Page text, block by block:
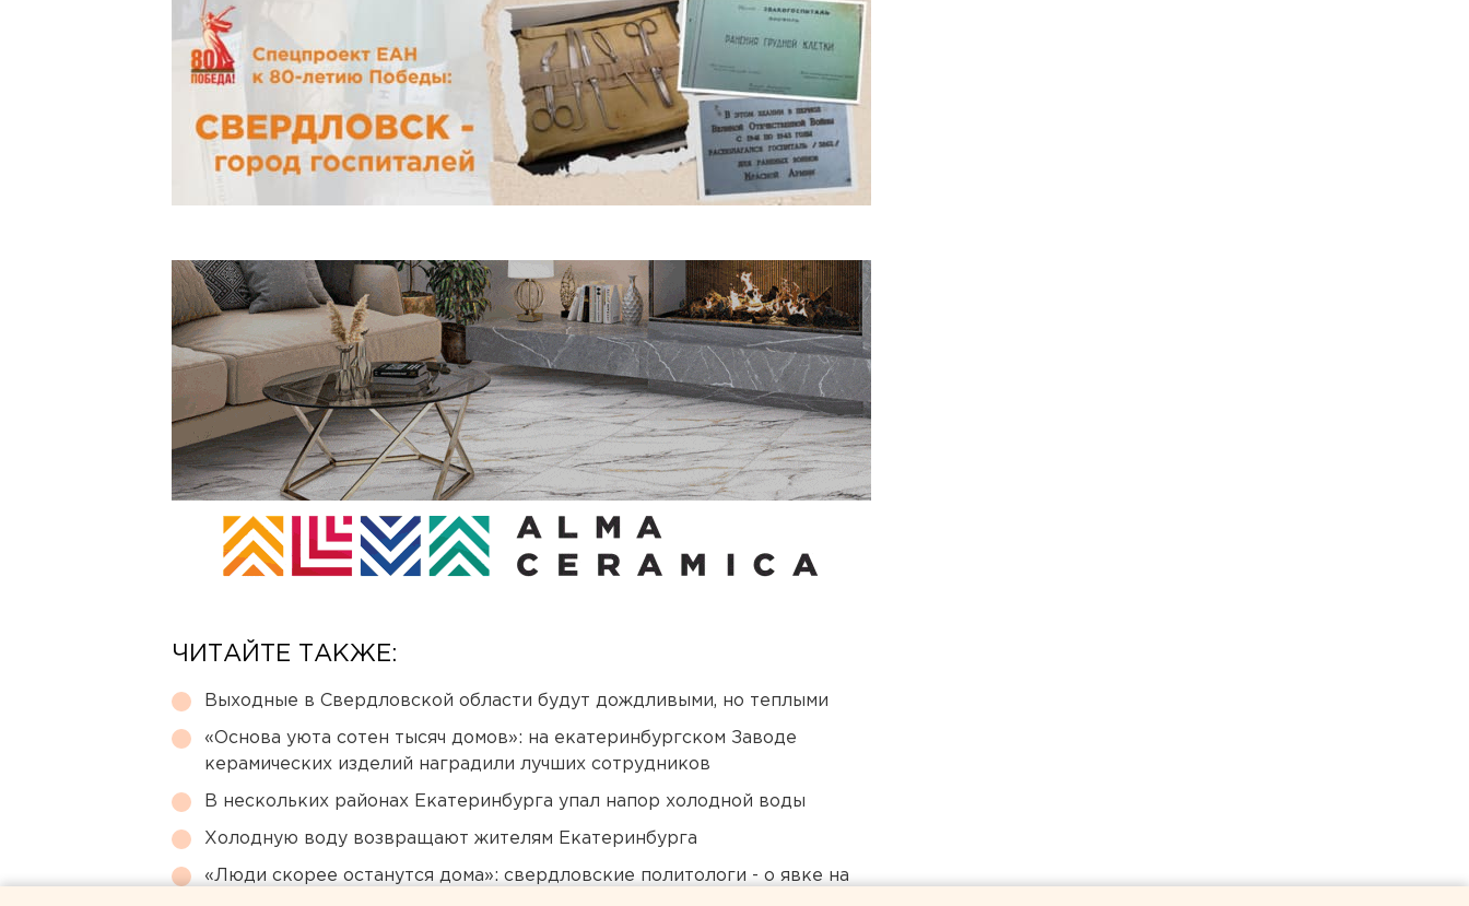
ЧИТАЙТЕ ТАКЖЕ:
Выходные в Свердловской области будут дождливыми, но теплыми
«Основа уюта сотен тысяч домов»: на екатеринбургском Заводе
керамических изделий наградили лучших сотрудников
В нескольких районах Екатеринбурга упал напор холодной воды
Холодную воду возвращают жителям Екатеринбурга
«Люди скорее останутся дома»: свердловские политологи - о явке на